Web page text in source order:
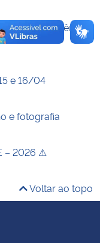
de 2026 – Ciências
e 16/04
e fotografia
– 2026 ⚠
Voltar ao topo